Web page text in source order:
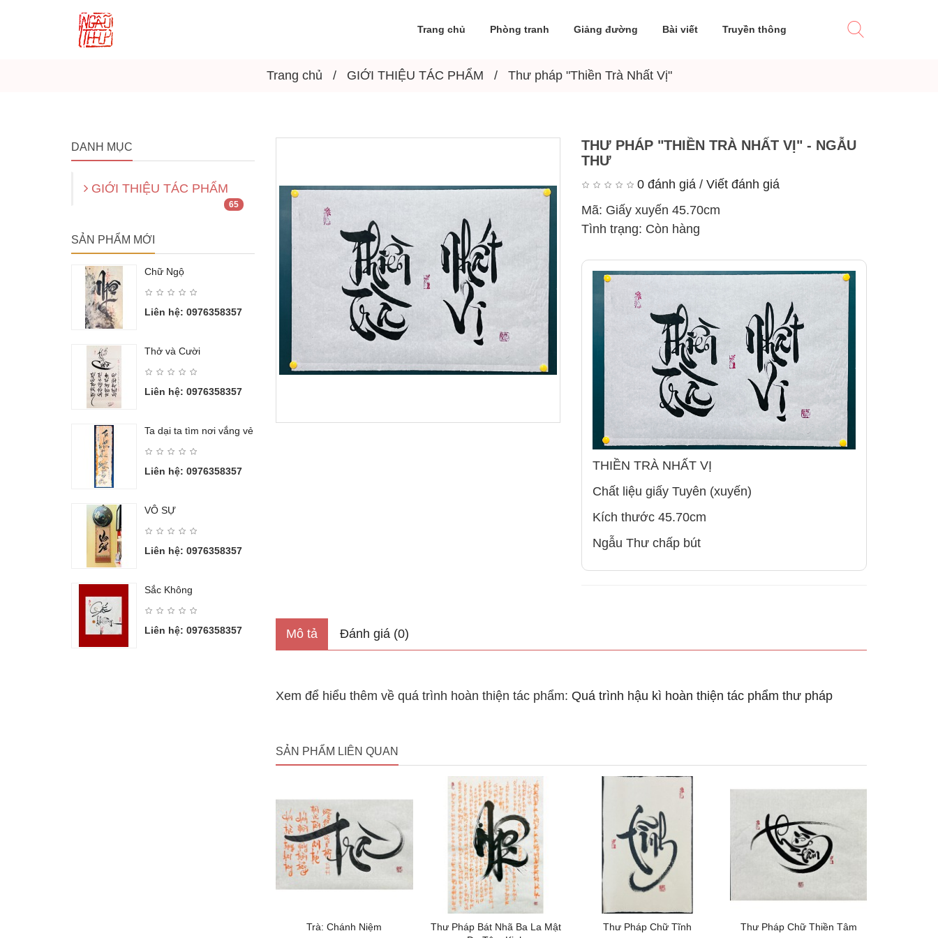
Trang chủ Phòng tranh Giảng đường Bài viết Truyền thông
Trang chủ GIỚI THIỆU TÁC PHẨM Thư pháp "Thiền Trà Nhất Vị"
DANH MỤC
GIỚI THIỆU TÁC PHẨM
65
SẢN PHẨM MỚI
Chữ Ngộ
Liên hệ: 0976358357
Thở và Cười
Liên hệ: 0976358357
Ta dại ta tìm nơi vắng vẻ
Liên hệ: 0976358357
VÔ SỰ
Liên hệ: 0976358357
Sắc Không
Liên hệ: 0976358357
THƯ PHÁP "THIỀN TRÀ NHẤT VỊ" - NGẪU
THƯ
0 đánh giá /Viết đánh giá
Mã: Giấy xuyến 45.70cm
Tình trạng: Còn hàng
THIỀN TRÀ NHẤT VỊ
Chất liệu giấy Tuyên (xuyến)
Kích thước 45.70cm
Ngẫu Thư chấp bút
Mô tả Đánh giá (0)
Xem để hiểu thêm về quá trình hoàn thiện tác phẩm: Quá trình hậu kì hoàn thiện tác phẩm thư pháp
SẢN PHẨM LIÊN QUAN
Trà: Chánh Niệm
Thư Pháp Bát Nhã Ba La Mật
Thư Pháp Chữ Tĩnh Thư Pháp Chữ Thiền Tâm